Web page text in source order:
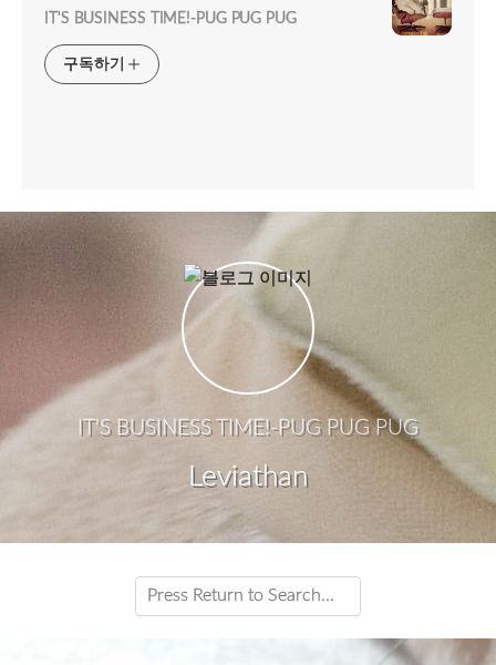
IT'S BUSINESS TIME!-PUG PUG PUG
구독하기
IT'S BUSINESS TIME!-PUG PUG PUG
Leviathan